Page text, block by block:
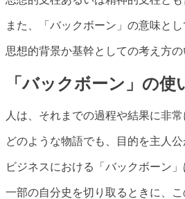
また、「バックボーン」の意味と
思想的背景か基幹としての考え方
「バックボーン」の使
人は、それまでの過程や結果に非常
どのような物語でも、目的を主人
ビジネスにおける「バックボーン
一部の自分史を切り取るときに、